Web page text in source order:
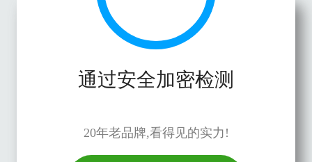
通过安全加密检测
20年老品牌,看得见的实力!